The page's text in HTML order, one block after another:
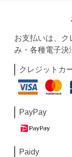
お支払いは、ク
み・各種電子決
クレジットカ
PayPay
Paidy